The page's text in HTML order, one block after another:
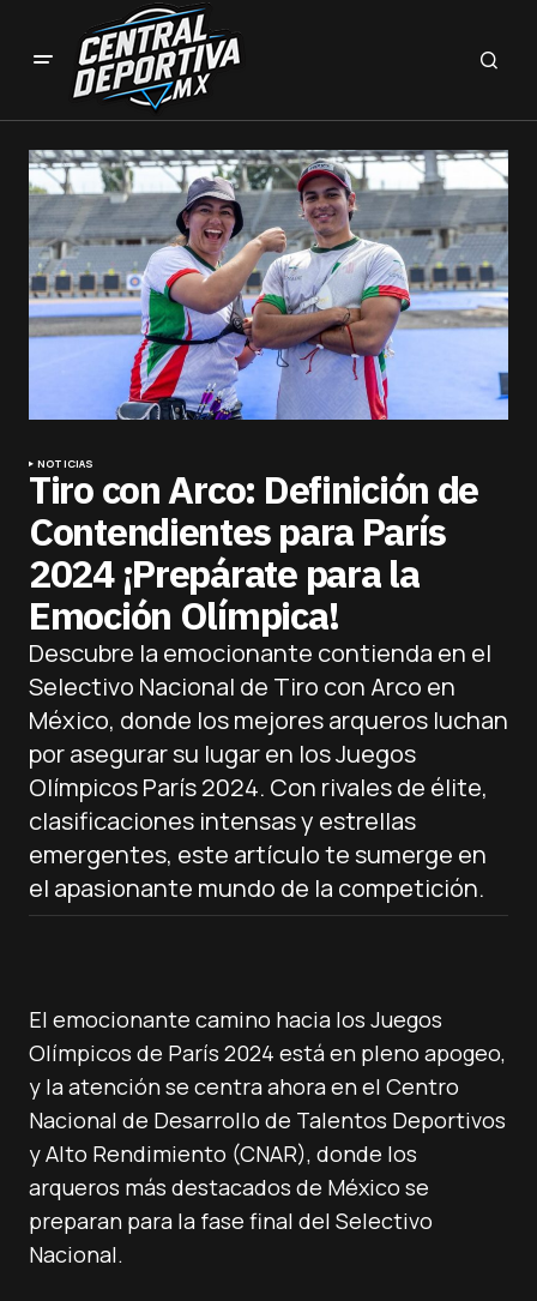
NOTICIAS
Tiro con Arco: Definición de
Contendientes para París
2024 ¡Prepárate para la
Emoción Olímpica!
Descubre la emocionante contienda en el
Selectivo Nacional de Tiro con Arco en
México, donde los mejores arqueros luchan
por asegurar su lugar en los Juegos
Olímpicos París 2024. Con rivales de élite,
clasificaciones intensas y estrellas
emergentes, este artículo te sumerge en
el apasionante mundo de la competición.
El emocionante camino hacia los Juegos
Olímpicos de París 2024 está en pleno apogeo,
y la atención se centra ahora en el Centro
Nacional de Desarrollo de Talentos Deportivos
y Alto Rendimiento (CNAR), donde los
arqueros más destacados de México se
preparan para la fase final del Selectivo
Nacional.